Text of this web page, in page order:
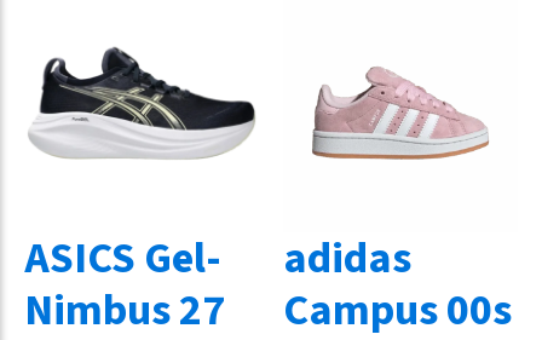
ASICS Gel-
Nimbus 27
adidas
Campus 00s